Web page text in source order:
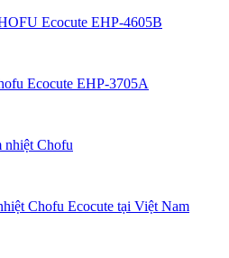
Ecocute EHP-4605B
Ecocute EHP-3705A
nhiệt Chofu
Chofu Ecocute tại Việt Nam